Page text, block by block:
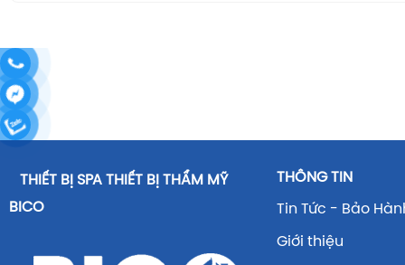
THIẾT BỊ SPA THIẾT BỊ THẨM MỸ
BICO
THÔNG TIN
Tin Tức - Bảo
Giới thiệu